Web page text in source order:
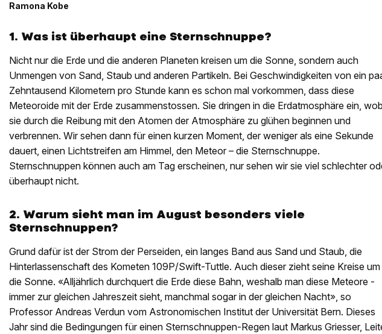
Ramona Kobe
1. Was ist überhaupt eine Sternschnuppe?
Nicht nur die Erde und die anderen Planeten kreisen um die Sonne, sondern auch
Unmengen von Sand, Staub und anderen Partikeln. Bei Geschwindigkeiten von ein
Zehntausend Kilometern pro Stunde kann es schon mal vorkommen, dass diese
Meteoroide mit der Erde zusammenstossen. Sie dringen in die ­Erdatmosphäre ein,
sie durch die Reibung mit den Atomen der Atmosphäre zu glühen beginnen und
verbrennen. Wir sehen dann für einen kurzen Moment, der weniger als eine Sekunde
dauert, einen Lichtstreifen am Himmel, den Meteor – die Sternschnuppe.
Sternschnuppen können auch am Tag erscheinen, nur sehen wir sie viel schlechter
überhaupt nicht.
2. Warum sieht man im August besonders viele
Sternschnuppen?
Grund dafür ist der Strom der Perseiden, ein langes Band aus Sand und Staub, die
Hinterlassenschaft des Kometen 109P/Swift-Tuttle. Auch dieser zieht seine Kreise um
die Sonne. «Alljährlich durchquert die Erde diese Bahn, weshalb man diese Meteore ­
immer zur gleichen Jahreszeit sieht, manchmal sogar in der gleichen Nacht», so
Professor Andreas Verdun vom Astronomischen Institut der Universität Bern. Dieses
Jahr sind die Bedingungen für ­einen Sternschnuppen-Regen laut Markus Griesser,